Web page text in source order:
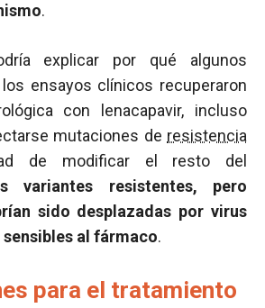
.
explicar por qué algunos
ensayos clínicos recuperaron
con lenacapavir, incluso
mutaciones de resistencia
de modificar el resto del
variantes resistentes, pero
sido desplazadas por virus
al fármaco.
para el tratamiento